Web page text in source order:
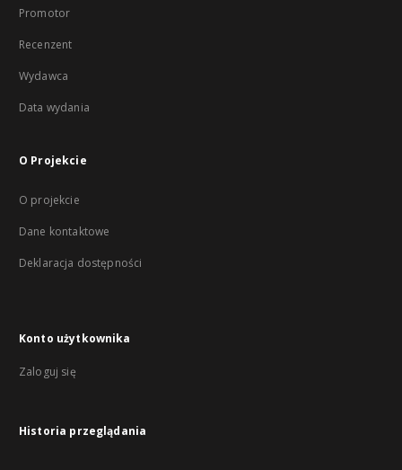
Promotor
Recenzent
Wydawca
Data wydania
O Projekcie
O projekcie
Dane kontaktowe
Deklaracja dostępności
Konto użytkownika
Zaloguj się
Historia przeglądania